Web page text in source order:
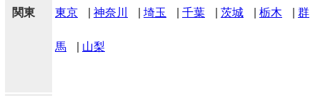
関東 東京 神奈川 埼玉 千葉 茨城 栃木 群
馬 山梨